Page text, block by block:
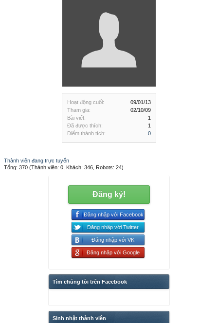
Hoạt động cuối:
09/01/13
Tham gia:
02/10/09
Bài viết:
1
Đã được thích:
1
Điểm thành tích:
0
Thành viên đang trực tuyến
Tổng: 370 (Thành viên: 0, Khách: 346, Robots: 24)
Đăng ký!
Đăng nhập với Facebook
Đăng nhập với Twitter
Đăng nhập với VK
Đăng nhập với Google
Tìm chúng tôi trên Facebook
Sinh nhật thành viên